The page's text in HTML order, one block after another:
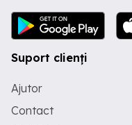
Suport clienți
Ajutor
Contact